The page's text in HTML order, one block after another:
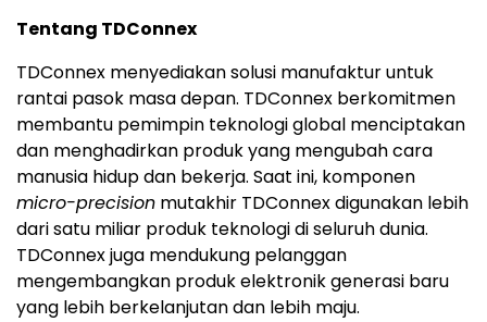
Tentang TDConnex
TDConnex menyediakan solusi manufaktur untuk
rantai pasok masa depan. TDConnex berkomitmen
membantu pemimpin teknologi global menciptakan
dan menghadirkan produk yang mengubah cara
manusia hidup dan bekerja. Saat ini, komponen
micro-precision mutakhir TDConnex digunakan lebih
dari satu miliar produk teknologi di seluruh dunia.
TDConnex juga mendukung pelanggan
mengembangkan produk elektronik generasi baru
yang lebih berkelanjutan dan lebih maju.